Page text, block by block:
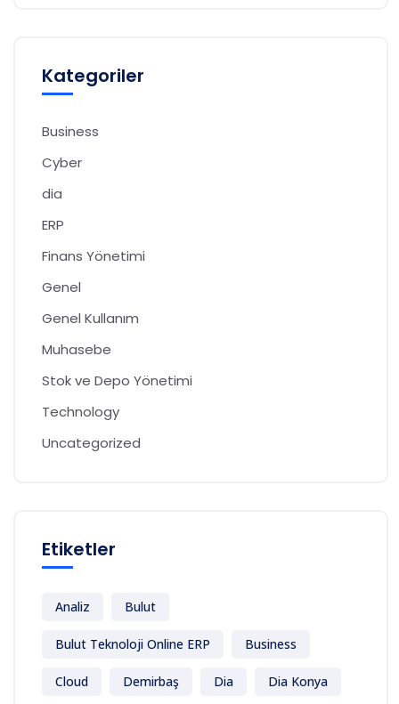
Kategoriler
Business
Cyber
dia
ERP
Finans Yönetimi
Genel
Genel Kullanım
Muhasebe
Stok ve Depo Yönetimi
Technology
Uncategorized
Etiketler
Analiz Bulut
Bulut Teknoloji Online ERP Business
Cloud Demirbaş Dia Dia Konya